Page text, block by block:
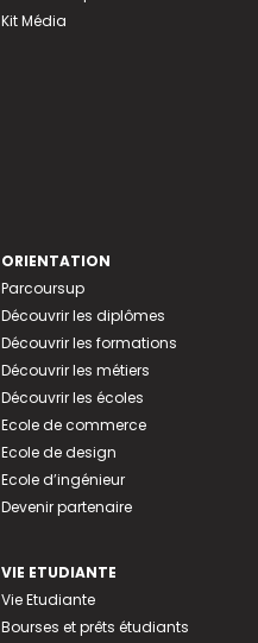
Kit Média
ORIENTATION
Parcoursup
Découvrir les diplômes
Découvrir les formations
Découvrir les métiers
Découvrir les écoles
Ecole de commerce
Ecole de design
Ecole d’ingénieur
Devenir partenaire
VIE ETUDIANTE
Vie Etudiante
Bourses et prêts étudiants